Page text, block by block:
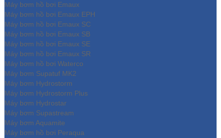
Máy bơm hồ bơi Emaux
Máy bơm hồ bơi Emaux EPH
Máy bơm hồ bơi Emaux SC
Máy bơm hồ bơi Emaux SB
Máy bơm hồ bơi Emaux SE
Máy bơm hồ bơi Emaux SR
Máy bơm hồ bơi Waterco
Máy bơm Supatuf MK2
Máy bơm Hydrostorm
Máy bơm Hydrostorm Plus
Máy bơm Hydrostar
Máy bơm Supastream
Máy bơm Aquamite
Máy bơm hồ bơi Peraqua